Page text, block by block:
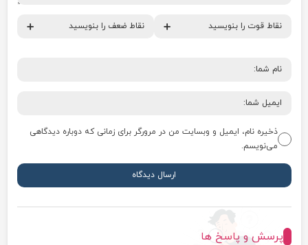
ذخیره نام، ایمیل و وبسایت من در مرورگر برای زمانی که دوباره دیدگاهی
می‌نویسم.
پرسش و پاسخ ها